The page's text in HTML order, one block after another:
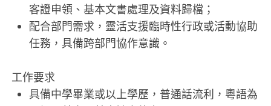
客證申領、基本文書處理及資料歸檔；
配合部門需求，靈活支援臨時性行政或活動協助
任務，具備跨部門協作意識。
工作要求
具備中學畢業或以上學歷，普通話流利，粵語為